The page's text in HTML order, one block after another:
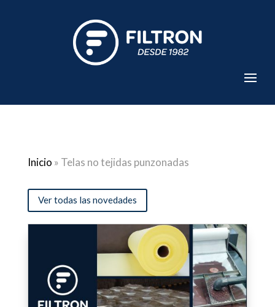
Inicio » Telas no tejidas punzonadas
Ver todas las novedades